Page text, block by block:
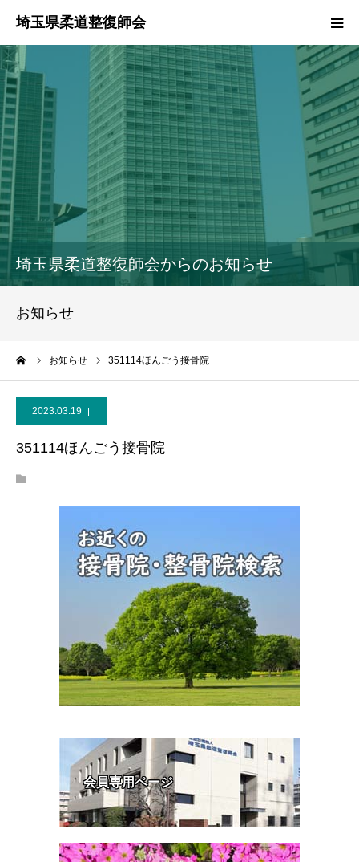
埼玉県柔道整復師会からのお知らせ
お知らせ
お知らせ 351114ほんごう接骨院
2023.03.19
351114ほんごう接骨院
会員専用ページ
本会のご紹介
情報公開
柔道整復師とは
接骨院・整骨院検索